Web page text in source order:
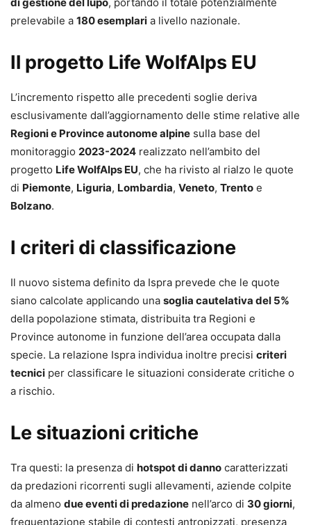
prelevabile a 180 esemplari a livello nazionale.
Il progetto Life WolfAlps EU
L’incremento rispetto alle precedenti soglie deriva
esclusivamente dall’aggiornamento delle stime relative alle
Regioni e Province autonome alpine sulla base del
monitoraggio 2023-2024 realizzato nell’ambito del
progetto Life WolfAlps EU, che ha rivisto al rialzo le quote
di Piemonte, Liguria, Lombardia, Veneto, Trento e
Bolzano.
I criteri di classificazione
Il nuovo sistema definito da Ispra prevede che le quote
siano calcolate applicando una soglia cautelativa del 5%
della popolazione stimata, distribuita tra Regioni e
Province autonome in funzione dell’area occupata dalla
specie. La relazione Ispra individua inoltre precisi criteri
tecnici per classificare le situazioni considerate critiche o
a rischio.
Le situazioni critiche
Tra questi: la presenza di hotspot di danno caratterizzati
da predazioni ricorrenti sugli allevamenti, aziende colpite
da almeno due eventi di predazione nell’arco di 30 giorni,
frequentazione stabile di contesti antropizzati, presenza